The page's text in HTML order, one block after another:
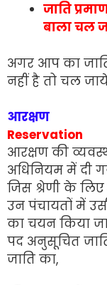
जाति
बाला चल
अगर आप का जाति
नहीं है तो चल
आरक्षण
Reservation
आरक्षण की
अधिनियम में दी
जिस श्रेणी के लिए
उन पंचायतों में
का चयन किया
पद अनुसूचित
जाति का,